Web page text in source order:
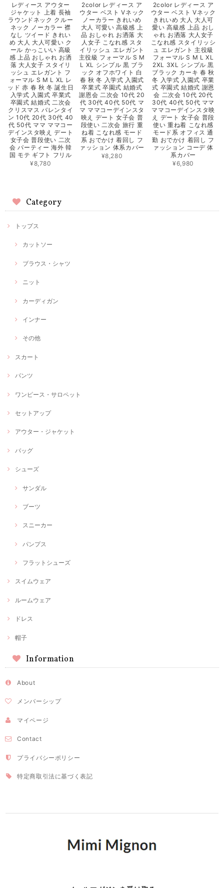
レディース アウター
ジャケット 上着 長袖
ラウンドネック クルー
ネック ノーカラー 襟
なし ツイード きれい
め 大人 大人可愛い ク
ール かっこいい 高級
感 上品 おしゃれ お洒
落 大人女子 スタイリ
ッシュ エレガント フ
ォーマル S M L XL レ
ッド 赤 春 秋 冬 誕生日
入学式 入園式 卒業式
卒園式 結婚式 二次会
クリスマス バレンタイ
ン 10代 20代 30代 40
代 50代 ママ ママコー
デインスタ映え デート
女子会 普段使い 二次
会 パーティー 海外 韓
国 モテ ギフト フリル
¥8,780
2color レディース ア
ウター ベスト Vネック
ノーカラー きれいめ
大人 可愛い 高級感 上
品 おしゃれ お洒落 大
人女子 こなれ感 スタ
イリッシュ エレガント
主役級 フォーマル S M
L XL シンプル 黒 ブラ
ック オフホワイト 白
春 秋 冬 入学式 入園式
卒業式 卒園式 結婚式
謝恩会 二次会 10代 20
代 30代 40代 50代 マ
マ ママコーデインスタ
映え デート 女子会 普
段使い 二次会 旅行 重
ね着 こなれ感 モード
系 おでかけ 着回し フ
ァッション 体系カバー
¥8,280
2color レディース ア
ウター ベスト Vネック
きれいめ 大人 大人可
愛い 高級感 上品 おし
ゃれ お洒落 大人女子
こなれ感 スタイリッシ
ュ エレガント 主役級
フォーマル S M L XL
2XL 3XL シンプル 黒
ブラック カーキ 春 秋
冬 入学式 入園式 卒業
式 卒園式 結婚式 謝恩
会 二次会 10代 20代
30代 40代 50代 ママ
ママコーデインスタ映
え デート 女子会 普段
使い 重ね着 こなれ感
モード系 オフィス 通
勤 おでかけ 着回し フ
ァッション コーデ 体
系カバー
¥6,980
Category
トップス
カットソー
ブラウス・シャツ
ニット
カーディガン
インナー
その他
スカート
パンツ
ワンピース・サロペット
セットアップ
アウター・ジャケット
バッグ
シューズ
サンダル
ブーツ
スニーカー
パンプス
フラットシューズ
スイムウェア
ルームウェア
ドレス
帽子
Information
About
メンバーシップ
マイページ
Contact
プライバシーポリシー
特定商取引法に基づく表記